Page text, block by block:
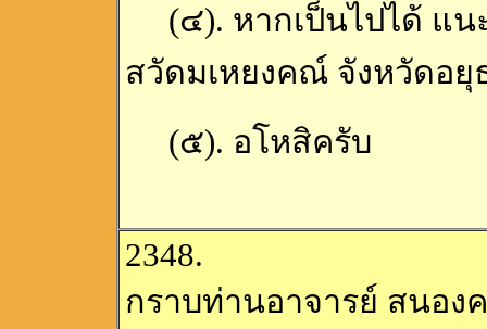
(๔). หากเป็นไปได้ แน
สวัดมเหยงคณ์ จังหวัดอยุ
(๕). อโหสิครับ
2348.
กราบท่านอาจารย์ สนอ